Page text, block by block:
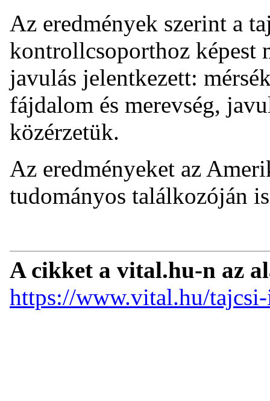
Az eredmények szerint a
kontrollcsoporthoz
javulás jelentkezett:
fájdalom és merevség,
közérzetük.
Az eredményeket az
tudományos találkozóján
A cikket a vital.hu-n az
https://www.vital.hu/